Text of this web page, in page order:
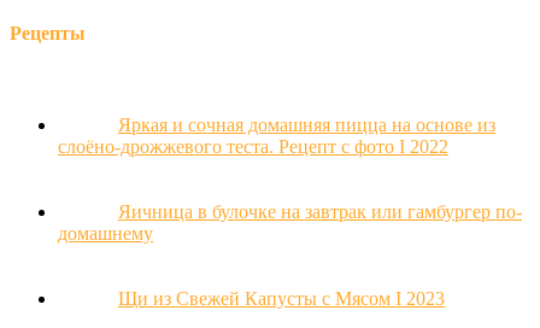
Рецепты
Яркая и сочная домашняя пицца на основе из
слоёно-дрожжевого теста. Рецепт с фото Ι 2022
Яичница в булочке на завтрак или гамбургер по-
домашнему
Щи из Свежей Капусты с Мясом Ι 2023